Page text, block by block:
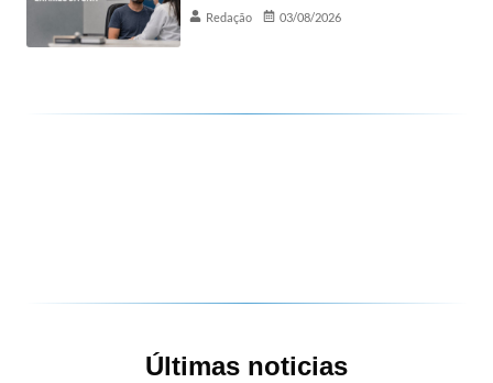
Redação 03/08/2026
Últimas noticias